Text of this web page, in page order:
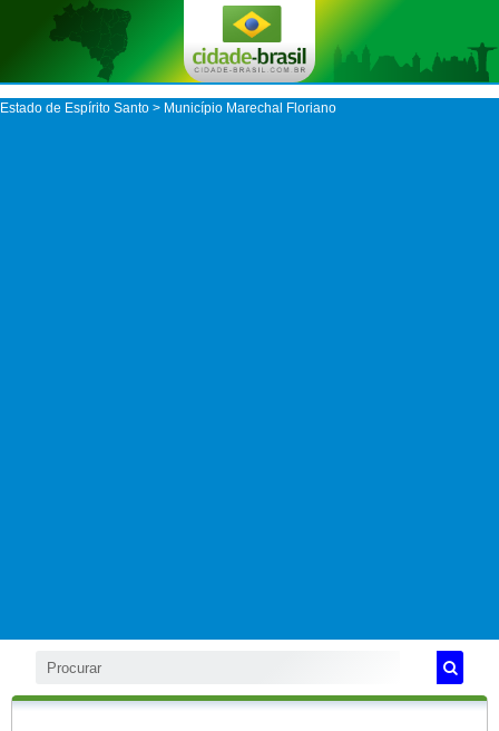
Estado de Espírito Santo > Município Marechal Floriano